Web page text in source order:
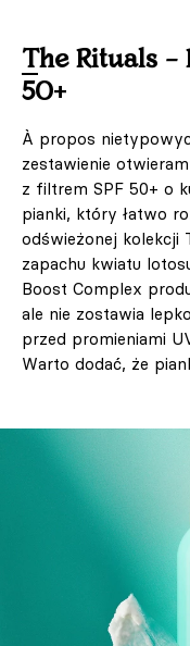
The Rituals –
50+
À propos
zestawienie
z filtrem SPF 50+ o
pianki, który łatwo
odświeżonej kolekcji
zapachu kwiatu
Boost Complex
ale nie zostawia
przed promieniami
Warto dodać, że